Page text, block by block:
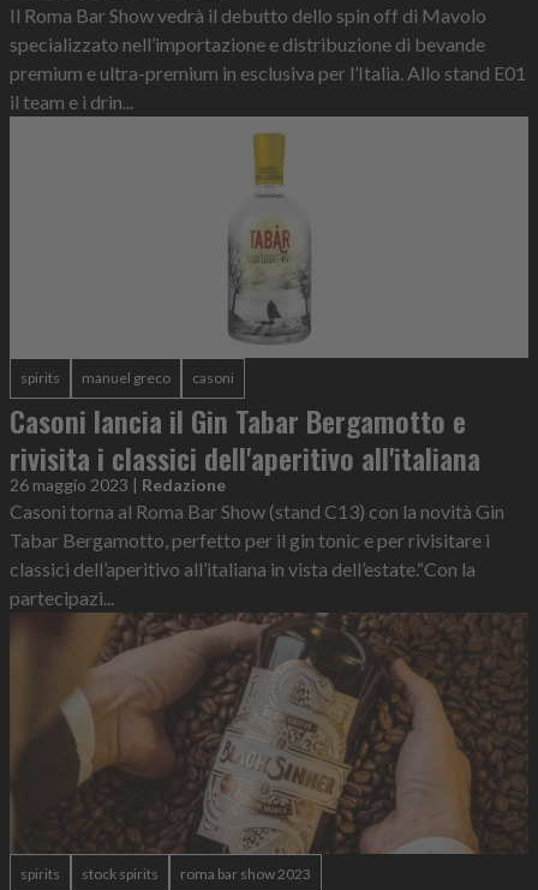
Il Roma Bar Show vedrà il debutto dello spin off di Mavolo
specializzato nell’importazione e distribuzione di bevande
premium e ultra-premium in esclusiva per l’Italia. Allo stand E01
il team e i drin...
spirits manuel greco casoni
Casoni lancia il Gin Tabar Bergamotto e
rivisita i classici dell'aperitivo all'italiana
26 maggio 2023 | Redazione
Casoni torna al Roma Bar Show (stand C13) con la novità Gin
Tabar Bergamotto, perfetto per il gin tonic e per rivisitare i
classici dell’aperitivo all’italiana in vista dell’estate.“Con la
partecipazi...
spirits stock spirits roma bar show 2023